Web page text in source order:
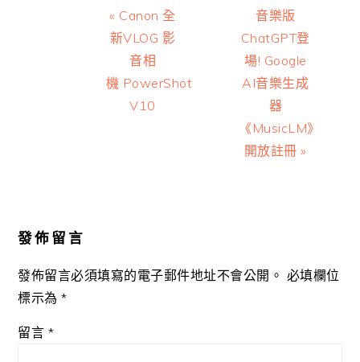
Previous
Post:
« Canon 全
新VLOG 影
音相
機 PowerShot
V10
Next
Post:
音樂版
ChatGPT登
場! Google
AI音樂生成
器
《MusicLM》
開放註冊 »
發佈留言
發佈留言必須填寫的電子郵件地址不會公開。 必填欄位
標示為*
留言 *